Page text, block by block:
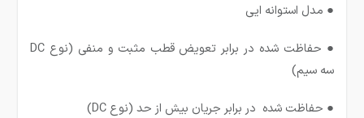
● مدل استوانه ایی
● حفاظت شده در برابر تعویض قطب مثبت و منفی (نوع DC
سه سیم)
● حفاظت شده در برابر جریان بیش از حد (نوع DC)